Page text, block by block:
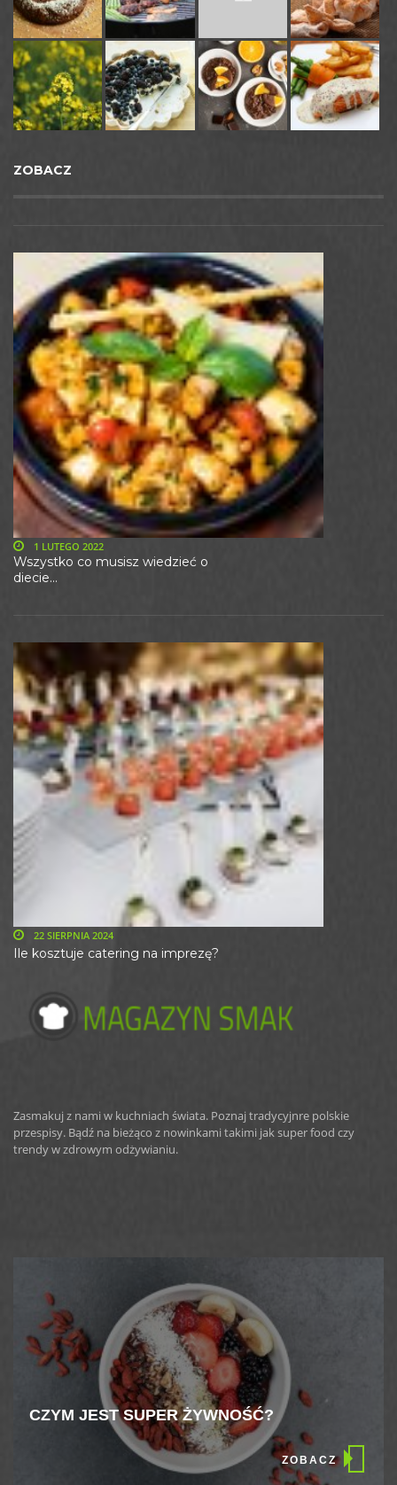
ZOBACZ
Wszystko co musisz wiedzieć o
diecie...
1 LUTEGO 2022
Ile kosztuje catering na imprezę?
22 SIERPNIA 2024
Zasmakuj z nami w kuchniach świata. Poznaj tradycyjnre polskie
przespisy. Bądź na bieżąco z nowinkami takimi jak super food czy
trendy w zdrowym odżywianiu.
CZYM JEST SUPER ŻYWNOŚĆ?
ZOBACZ